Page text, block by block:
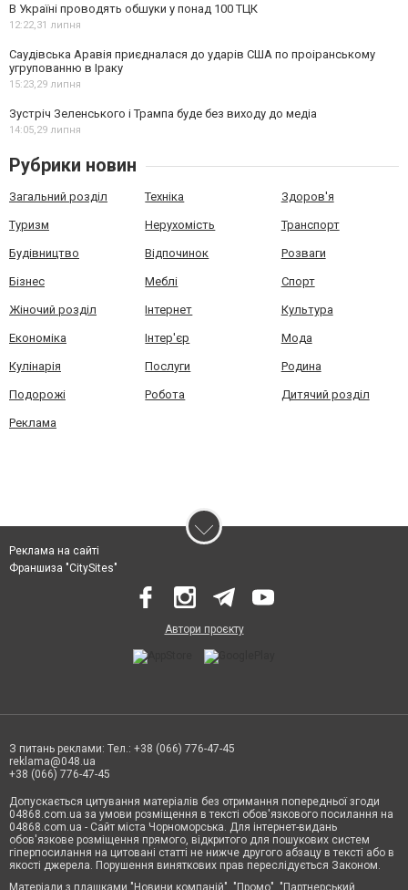
В Україні проводять обшуки у понад 100 ТЦК
12:22,31 липня
Саудівська Аравія приєдналася до ударів США по проіранському
угрупованню в Іраку
15:23,29 липня
Зустріч Зеленського і Трампа буде без виходу до медіа
14:05,29 липня
Рубрики новин
Загальний розділ Техніка Здоров'я
Туризм Нерухомість Транспорт
Будівництво Відпочинок Розваги
Бізнес Меблі Спорт
Жіночий розділ Інтернет Культура
Економіка Інтер'єр Мода
Кулінарія Послуги Родина
Подорожі Робота Дитячий розділ
Реклама
Реклама на сайті
Франшиза "CitySites"
Автори проєкту
З питань реклами: Тел.: +38 (066) 776-47-45
reklama@048.ua
+38 (066) 776-47-45
Допускається цитування матеріалів без отримання попередньої згоди
04868.com.ua за умови розміщення в тексті обов'язкового посилання на
04868.com.ua - Сайт міста Чорноморська. Для інтернет-видань
обов'язкове розміщення прямого, відкритого для пошукових систем
гіперпосилання на цитовані статті не нижче другого абзацу в тексті або в
якості джерела. Порушення виняткових прав переслідується Законом.
Матеріали з плашками "Новини компаній", "Промо", "Партнерський